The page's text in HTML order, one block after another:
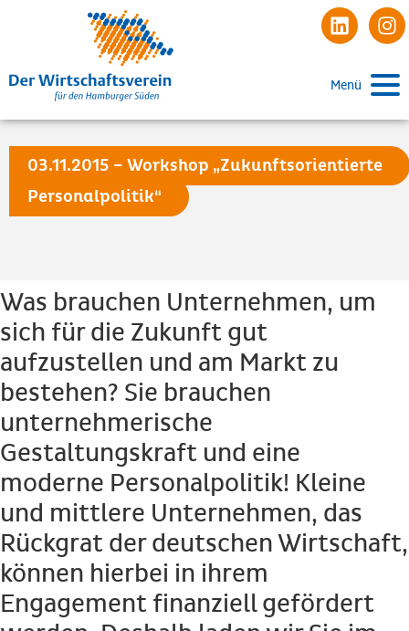
Menü
03.11.2015 – Workshop „Zukunftsorientierte
Personalpolitik“
Was brauchen Unternehmen, um
sich für die Zukunft gut
aufzustellen und am Markt zu
bestehen? Sie brauchen
unternehmerische
Gestaltungskraft und eine
moderne Personalpolitik! Kleine
und mittlere Unternehmen, das
Rückgrat der deutschen Wirtschaft,
können hierbei in ihrem
Engagement finanziell gefördert